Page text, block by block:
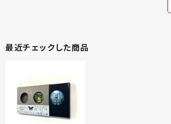
最近チェックした商品